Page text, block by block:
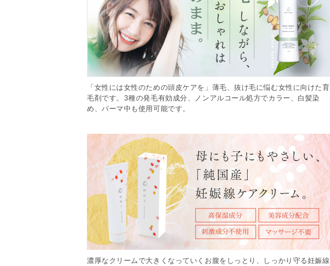
「女性には女性のための頭皮ケアを」薄毛、抜け毛に悩む女性に向けた育
毛剤です。3種の発毛有効成分、ノンアルコール処方でカラー、白髪染
め、パーマ中も使用可能です。
濃厚なクリームで大きくなっていくお腹をしっとり、しっかり守る妊娠線